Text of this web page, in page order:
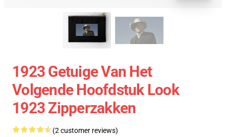
1923 Getuige Van Het
Volgende Hoofdstuk Look
1923 Zipperzakken
(2 customer reviews)